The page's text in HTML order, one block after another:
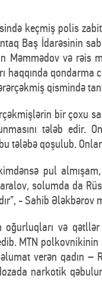
keçmiş polis
Baş İdarəsinin
Məmmədov və rəis
haqqında
qismində
bir çoxu
tələb edir.
tələbə qoşulub.
pul
solumda da
- Sahib Ələkbərov
oğurluqları və
MTN
verən qadın –
narkotik